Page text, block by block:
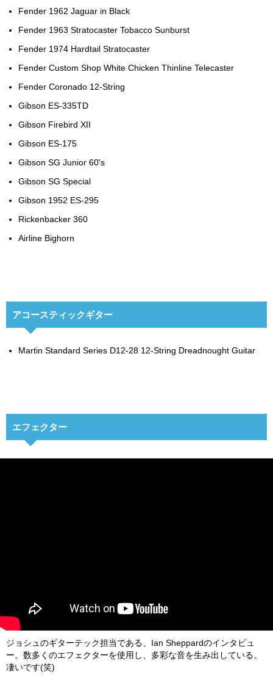
Fender 1962 Jaguar in Black
Fender 1963 Stratocaster Tobacco Sunburst
Fender 1974 Hardtail Stratocaster
Fender Custom Shop White Chicken Thinline Telecaster
Fender Coronado 12-String
Gibson ES-335TD
Gibson Firebird XII
Gibson ES-175
Gibson SG Junior 60's
Gibson SG Special
Gibson 1952 ES-295
Rickenbacker 360
Airline Bighorn
アコースティックギター
Martin Standard Series D12-28 12-String Dreadnought Guitar
エフェクター
ジョシュのギターテック担当である、Ian Sheppardのインタビュ
ー。数多くのエフェクターを使用し、多彩な音を生み出している。
凄いです(笑)